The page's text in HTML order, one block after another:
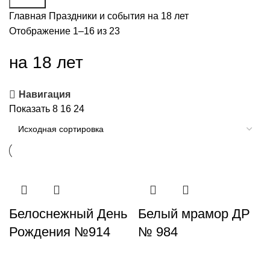
Главная Праздники и события на 18 лет
Отображение 1–16 из 23
на 18 лет
Навигация
Показать 8 16 24
Белоснежный День
Рождения №914
Белый мрамор ДР
№ 984